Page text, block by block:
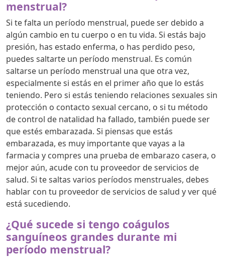
menstrual?
Si te falta un período menstrual, puede ser debido a
algún cambio en tu cuerpo o en tu vida. Si estás bajo
presión, has estado enferma, o has perdido peso,
puedes saltarte un período menstrual. Es común
saltarse un período menstrual una que otra vez,
especialmente si estás en el primer año que lo estás
teniendo. Pero si estás teniendo relaciones sexuales sin
protección o contacto sexual cercano, o si tu método
de control de natalidad ha fallado, también puede ser
que estés embarazada. Si piensas que estás
embarazada, es muy importante que vayas a la
farmacia y compres una prueba de embarazo casera, o
mejor aún, acude con tu proveedor de servicios de
salud. Si te saltas varios períodos menstruales, debes
hablar con tu proveedor de servicios de salud y ver qué
está sucediendo.
¿Qué sucede si tengo coágulos
sanguíneos grandes durante mi
período menstrual?